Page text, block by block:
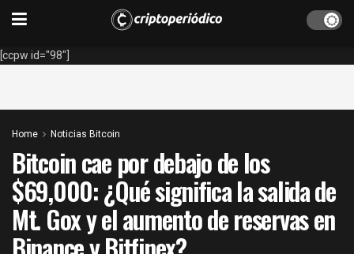
[ccpw id="98"]
Home Noticias Bitcoin
Bitcoin cae por debajo de los
$69,000: ¿Qué significa la salida de
Mt. Gox y el aumento de reservas en